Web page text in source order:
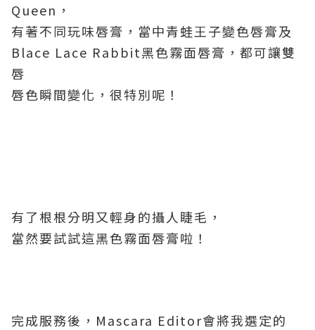
Queen，
有著不同玩味唇膏，當中青蛙王子變色唇膏及
Blace Lace Rabbit黑色霧面唇膏，都可讓雙
唇
唇色瞬間變化，很特別呢！
有了根根分明又輕身的攝人睫毛，
當然要試試這黑色霧面唇膏啦！
完成服務後，Mascara Editor會將我選定的